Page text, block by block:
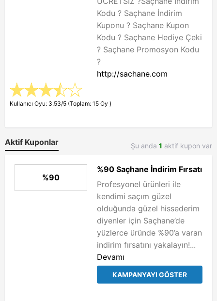
Kodu ? Saçhane İndirim
Kuponu ? Saçhane Kupon
Kodu ? Saçhane Hediye Çeki
? Saçhane Promosyon Kodu
?
http://sachane.com
Kullanıcı Oyu: 3.53/5 (Toplam: 15 Oy )
Aktif Kuponlar Şu anda 1 aktif kupon var
%90
%90 Saçhane İndirim Fırsatı
Profesyonel ürünleri ile
kendimi saçım güzel
olduğunda güzel hissederim
diyenler için Saçhane’de
yüzlerce üründe %90’a varan
indirim fırsatını yakalayın!...
Devamı
KAMPANYAYI GÖSTER